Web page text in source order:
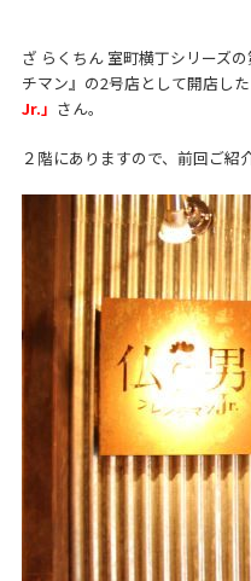
ざ らくちん 室町横丁シリーズの
チマン』の2号店として開店した
Jr.」 さん。
２階にありますので、前回ご紹